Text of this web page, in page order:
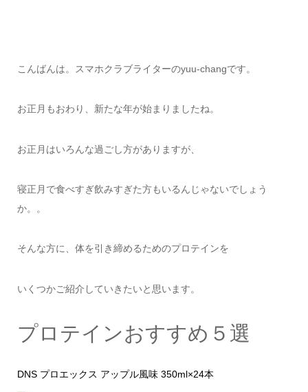
こんばんは。スマホクラブライターのyuu-changです。
お正月もおわり、新たな年が始まりましたね。
お正月はいろんな過ごし方がありますが、
寝正月で食べすぎ飲みすぎた方もいるんじゃないでしょう
か。。
そんな方に、体を引き締めるためのプロテインを
いくつかご紹介していきたいと思います。
プロテインおすすめ５選
DNS プロエックス アップル風味 350ml×24本